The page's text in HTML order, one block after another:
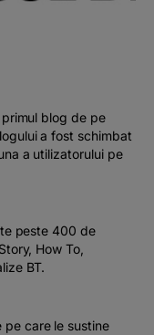
blog de pe
a fost schimbat
a utilizatorului pe
peste 400 de
How To,
BT.
pe care le sustine